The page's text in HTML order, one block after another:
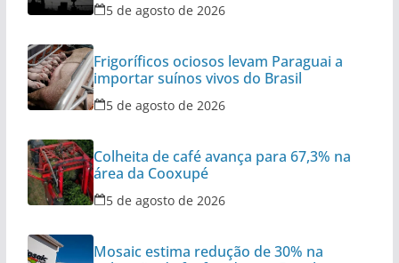
5 de agosto de 2026
Frigoríficos ociosos levam Paraguai a
importar suínos vivos do Brasil
5 de agosto de 2026
Colheita de café avança para 67,3% na
área da Cooxupé
5 de agosto de 2026
Mosaic estima redução de 30% na